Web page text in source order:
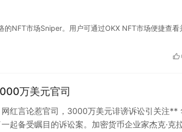
NFT市场Sniper。用户可通过OKX NFT市场便捷查看
万美元官司
红言论惹官司，3000万美元诽谤诉讼引关注**
起备受瞩目的诉讼案。加密货币企业家杰克·克